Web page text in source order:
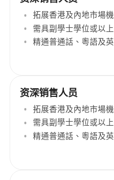
拓展香港及內地市場
需具副學士學位或以上
精通普通話、粵語及
资深销售人员
拓展香港及內地市場
需具副學士學位或以上
精通普通話、粵語及